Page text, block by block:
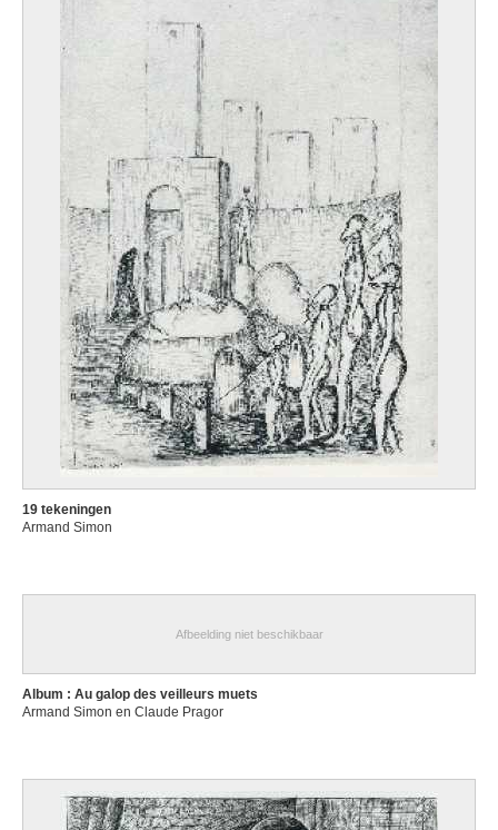
19 tekeningen
Armand Simon
Afbeelding niet beschikbaar
Album : Au galop des veilleurs muets
Armand Simon en Claude Pragor